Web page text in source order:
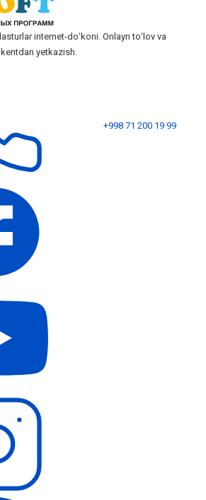
internet-doʻkoni. Onlayn toʻlov va
yetkazish.
+998 71 200 19 99